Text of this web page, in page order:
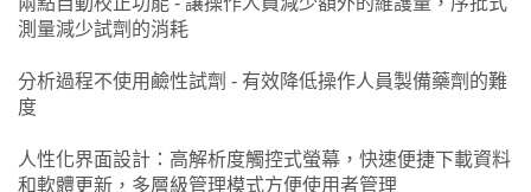
測量減少試劑的消耗
分析過程不使用鹼性試劑 - 有效降低操作人員製備藥劑的難
度
人性化界面設計：高解析度觸控式螢幕，快速便捷下載資料
和軟體更新，多層級管理模式方便使用者管理